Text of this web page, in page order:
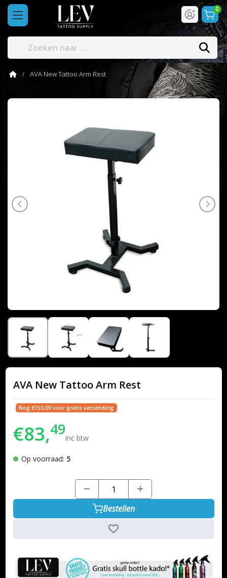
0
AVA New Tattoo Arm Rest
AVA New Tattoo Arm Rest
Nog €150,00 voor gratis verzending
€83,49inc btw
Op voorraad: 5
Bestellen